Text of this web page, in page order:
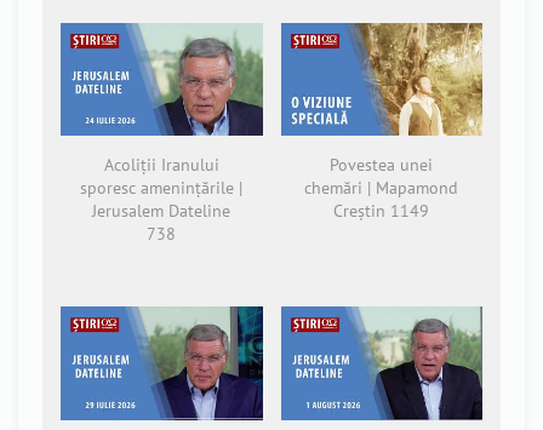
Acoliții Iranului
sporesc amenințările |
Jerusalem Dateline
738
Povestea unei
chemări | Mapamond
Creștin 1149